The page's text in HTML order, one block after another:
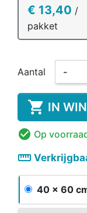
€ 13,40 /
pakket
Aantal -
 IN
 Op
straighten
40 x 60